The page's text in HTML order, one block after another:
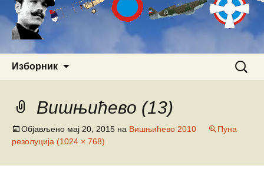
Изборник
Вишњићево (13)
Објављено мај 20, 2015 на Вишњићево 2010
Пуна
резолуција (1024 × 768)